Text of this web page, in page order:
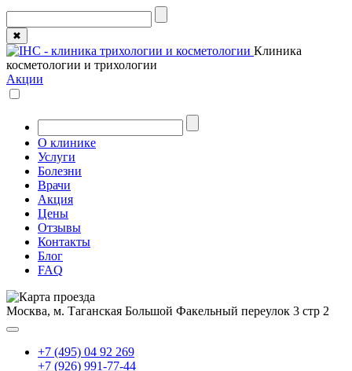
✖
Клиника
косметологии и трихологии
Акции
О клинике
Услуги
Болезни
Врачи
Акция
Цены
Отзывы
Контакты
Блог
FAQ
Москва, м. Таганская Большой Факельный переулок 3 стр 2
+7 (495) 04 92 269
+7 (926) 991-77-44